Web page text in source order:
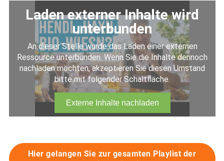
Hier gelangen Sie zur gesamten Playlist der